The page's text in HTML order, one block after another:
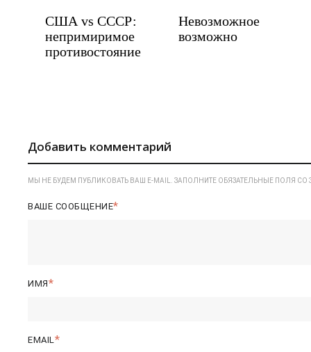
США vs СССР:
непримиримое
противостояние
Невозможное
возможно
Добавить комментарий
МЫ НЕ БУДЕМ ПУБЛИКОВАТЬ ВАШ E-MAIL. ЗАПОЛНИТЕ ОБЯЗАТЕЛЬНЫЕ ПОЛЯ СО
ВАШЕ СООБЩЕНИЕ
ИМЯ
EMAIL